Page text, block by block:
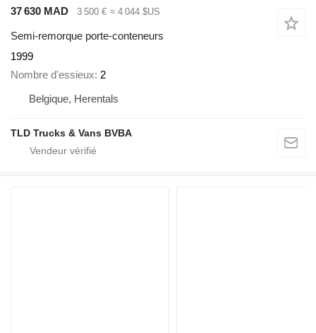
37 630 MAD
3 500 € ≈ 4 044 $US
Semi-remorque porte-conteneurs
1999
Nombre d'essieux 2
Belgique, Herentals
TLD Trucks & Vans BVBA